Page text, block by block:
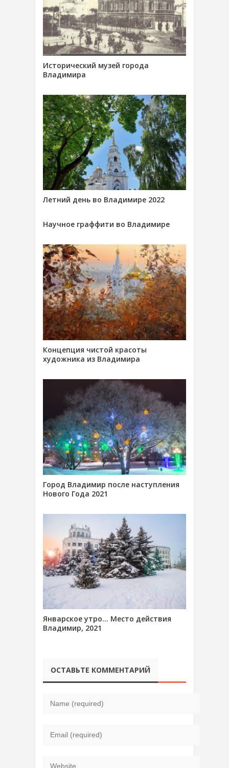
Исторический музей города
Владимира
Летний день во Владимире 2022
Научное граффити во Владимире
Концепция чистой красоты
художника из Владимира
Город Владимир после наступления
Нового Года 2021
Январское утро… Место действия
Владимир, 2021
ОСТАВЬТЕ КОММЕНТАРИЙ